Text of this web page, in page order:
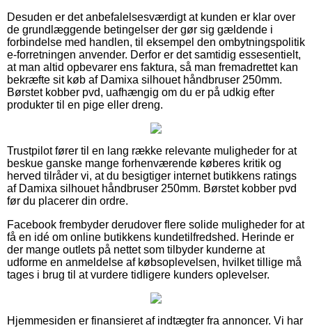
Desuden er det anbefalelsesværdigt at kunden er klar over
de grundlæggende betingelser der gør sig gældende i
forbindelse med handlen, til eksempel den ombytningspolitik
e-forretningen anvender. Derfor er det samtidig essesentielt,
at man altid opbevarer ens faktura, så man fremadrettet kan
bekræfte sit køb af Damixa silhouet håndbruser 250mm.
Børstet kobber pvd, uafhængig om du er på udkig efter
produkter til en pige eller dreng.
Trustpilot fører til en lang række relevante muligheder for at
beskue ganske mange forhenværende køberes kritik og
herved tilråder vi, at du besigtiger internet butikkens ratings
af Damixa silhouet håndbruser 250mm. Børstet kobber pvd
før du placerer din ordre.
Facebook frembyder derudover flere solide muligheder for at
få en idé om online butikkens kundetilfredshed. Herinde er
der mange outlets på nettet som tilbyder kunderne at
udforme en anmeldelse af købsoplevelsen, hvilket tillige må
tages i brug til at vurdere tidligere kunders oplevelser.
Hjemmesiden er finansieret af indtægter fra annoncer. Vi har